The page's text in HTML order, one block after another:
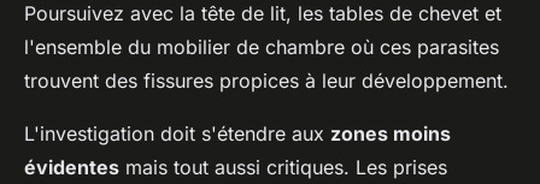
Poursuivez avec la tête de lit, les tables de chevet et
l'ensemble du mobilier de chambre où ces parasites
trouvent des fissures propices à leur développement.
L'investigation doit s'étendre aux zones moins
évidentes mais tout aussi critiques. Les prises